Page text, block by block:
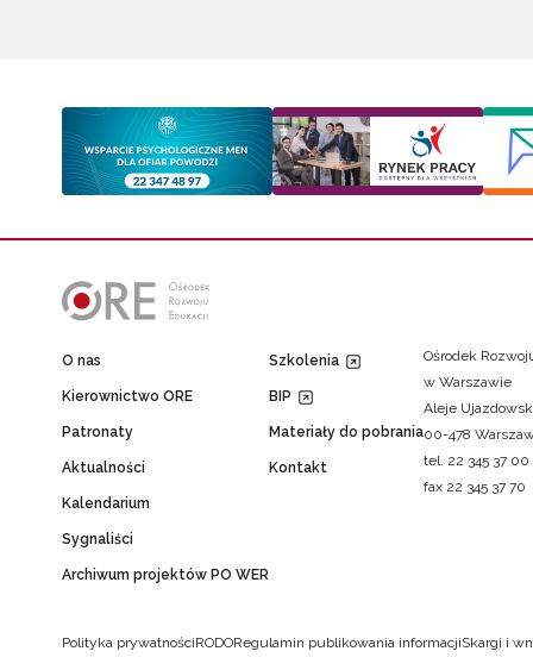
O nas
Kierownictwo ORE
Patronaty
Aktualności
Kalendarium
Sygnaliści
Archiwum projektów PO WER
Szkolenia
BIP
Materiały do pobrania
Kontakt
Ośrodek
w Warszawie
Aleje
00-478
tel. 22 345 37 00
fax 22 345 37 70
Polityka prywatnościRODORegulamin publikowania informacjiSkargi i